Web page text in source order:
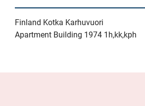
Finland Kotka Karhuvuori
Apartment Building 1974 1h,kk,kph